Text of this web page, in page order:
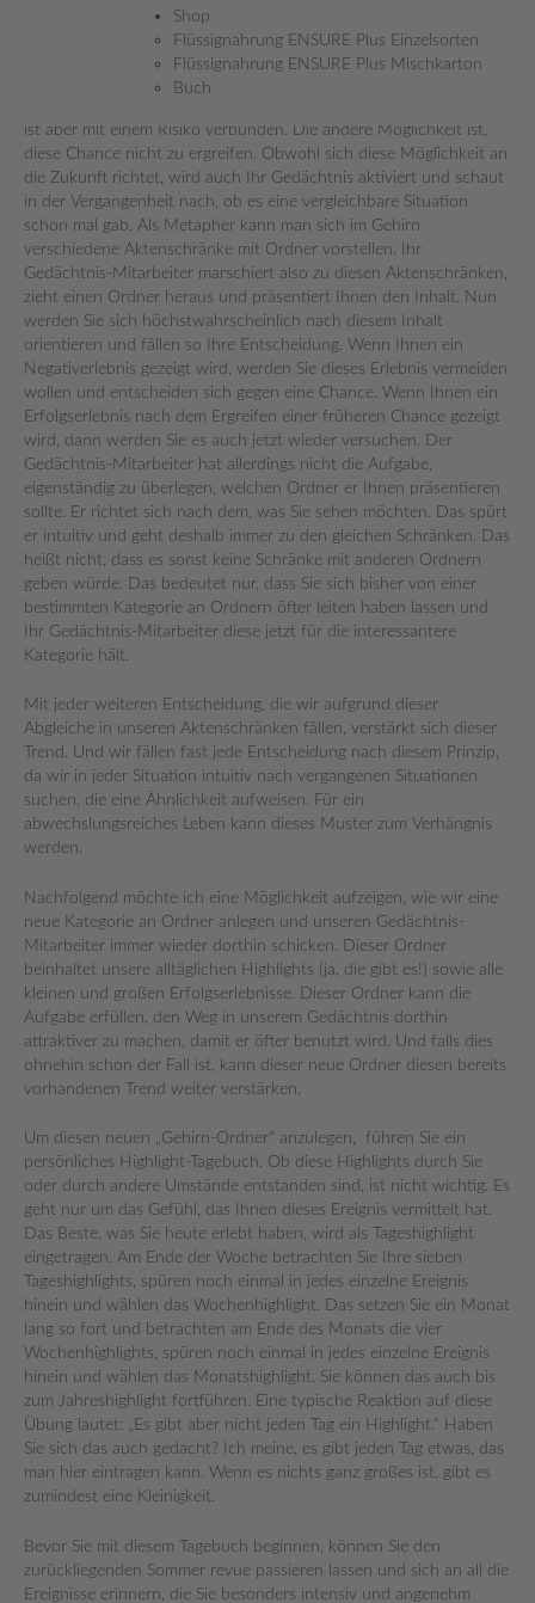
Shop
Flüssignahrung ENSURE Plus Einzelsorten
Flüssignahrung ENSURE Plus Mischkarton
Buch
In diesem Mentaltipp erfahren Sie, wie Sie eine optimistische
Gedankenausrichtung erlangen und diese verstärken.
Stellen Sie sich vor, Sie müssen sich zwischen zwei Möglichkeiten
ist aber mit einem Risiko verbunden. Die andere Möglichkeit ist,
diese Chance nicht zu ergreifen. Obwohl sich diese Möglichkeit an
die Zukunft richtet, wird auch Ihr Gedächtnis aktiviert und schaut
in der Vergangenheit nach, ob es eine vergleichbare Situation
schon mal gab. Als Metapher kann man sich im Gehirn
verschiedene Aktenschränke mit Ordner vorstellen. Ihr
Gedächtnis-Mitarbeiter marschiert also zu diesen Aktenschränken,
zieht einen Ordner heraus und präsentiert Ihnen den Inhalt. Nun
werden Sie sich höchstwahrscheinlich nach diesem Inhalt
orientieren und fällen so Ihre Entscheidung. Wenn Ihnen ein
Negativerlebnis gezeigt wird, werden Sie dieses Erlebnis vermeiden
wollen und entscheiden sich gegen eine Chance. Wenn Ihnen ein
Erfolgserlebnis nach dem Ergreifen einer früheren Chance gezeigt
wird, dann werden Sie es auch jetzt wieder versuchen. Der
Gedächtnis-Mitarbeiter hat allerdings nicht die Aufgabe,
eigenständig zu überlegen, welchen Ordner er Ihnen präsentieren
sollte. Er richtet sich nach dem, was Sie sehen möchten. Das spürt
er intuitiv und geht deshalb immer zu den gleichen Schränken. Das
heißt nicht, dass es sonst keine Schränke mit anderen Ordnern
geben würde. Das bedeutet nur, dass Sie sich bisher von einer
bestimmten Kategorie an Ordnern öfter leiten haben lassen und
Ihr Gedächtnis-Mitarbeiter diese jetzt für die interessantere
Kategorie hält.
Mit jeder weiteren Entscheidung, die wir aufgrund dieser
Abgleiche in unseren Aktenschränken fällen, verstärkt sich dieser
Trend. Und wir fällen fast jede Entscheidung nach diesem Prinzip,
da wir in jeder Situation intuitiv nach vergangenen Situationen
suchen, die eine Ähnlichkeit aufweisen. Für ein
abwechslungsreiches Leben kann dieses Muster zum Verhängnis
werden.
Nachfolgend möchte ich eine Möglichkeit aufzeigen, wie wir eine
neue Kategorie an Ordner anlegen und unseren Gedächtnis-
Mitarbeiter immer wieder dorthin schicken. Dieser Ordner
beinhaltet unsere alltäglichen Highlights (ja, die gibt es!) sowie alle
kleinen und großen Erfolgserlebnisse. Dieser Ordner kann die
Aufgabe erfüllen, den Weg in unserem Gedächtnis dorthin
attraktiver zu machen, damit er öfter benutzt wird. Und falls dies
ohnehin schon der Fall ist, kann dieser neue Ordner diesen bereits
vorhandenen Trend weiter verstärken.
Um diesen neuen „Gehirn-Ordner“ anzulegen, führen Sie ein
persönliches Highlight-Tagebuch. Ob diese Highlights durch Sie
oder durch andere Umstände entstanden sind, ist nicht wichtig. Es
geht nur um das Gefühl, das Ihnen dieses Ereignis vermittelt hat.
Das Beste, was Sie heute erlebt haben, wird als Tageshighlight
eingetragen. Am Ende der Woche betrachten Sie Ihre sieben
Tageshighlights, spüren noch einmal in jedes einzelne Ereignis
hinein und wählen das Wochenhighlight. Das setzen Sie ein Monat
lang so fort und betrachten am Ende des Monats die vier
Wochenhighlights, spüren noch einmal in jedes einzelne Ereignis
hinein und wählen das Monatshighlight. Sie können das auch bis
zum Jahreshighlight fortführen. Eine typische Reaktion auf diese
Übung lautet: „Es gibt aber nicht jeden Tag ein Highlight.“ Haben
Sie sich das auch gedacht? Ich meine, es gibt jeden Tag etwas, das
man hier eintragen kann. Wenn es nichts ganz großes ist, gibt es
zumindest eine Kleinigkeit.
Bevor Sie mit diesem Tagebuch beginnen, können Sie den
zurückliegenden Sommer revue passieren lassen und sich an all die
Ereignisse erinnern, die Sie besonders intensiv und angenehm